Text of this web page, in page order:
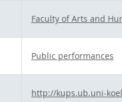
Faculty of Arts and
Public performances
http://kups.ub.uni-